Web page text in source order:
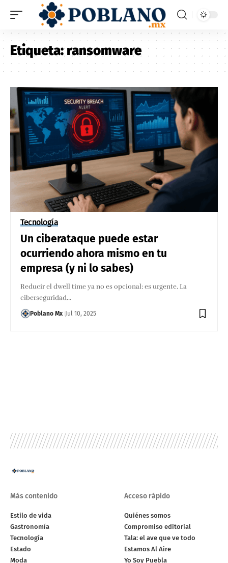
Etiqueta:ransomware
Tecnología
Un ciberataque puede estar
ocurriendo ahora mismo en tu
empresa (y ni lo sabes)
Reducir el dwell time ya no es opcional: es urgente. La
ciberseguridad…
Poblano Mx Jul 10, 2025
Más contenido
Estilo de vida
Gastronomía
Tecnología
Estado
Moda
Acceso rápido
Quiénes somos
Compromiso editorial
Tala: el ave que ve todo
Estamos Al Aire
Yo Soy Puebla